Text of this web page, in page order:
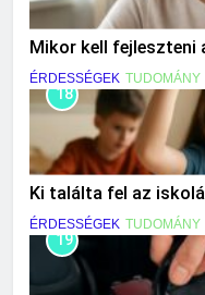
Mikor kell fejleszteni
ÉRDESSÉGEK TUDOMÁNY
18
Ki találta fel az
ÉRDESSÉGEK TUDOMÁNY
19